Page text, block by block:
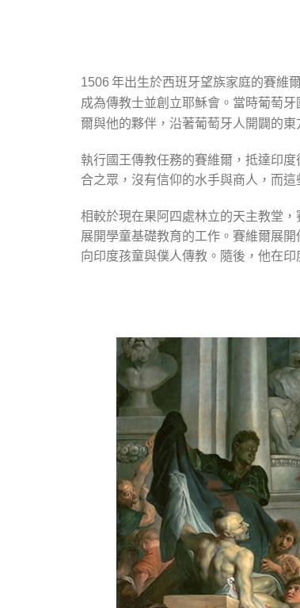
1506 年出生於西班牙望族家庭的賽維爾
成為傳教士並創立耶穌會。當時葡萄
爾與他的夥伴，沿著葡萄牙人開闢的
執行國王傳教任務的賽維爾，抵達印
合之眾，沒有信仰的水手與商人，而
相較於現在果阿四處林立的天主教堂
展開學童基礎教育的工作。賽維爾展
向印度孩童與僕人傳教。隨後，他在